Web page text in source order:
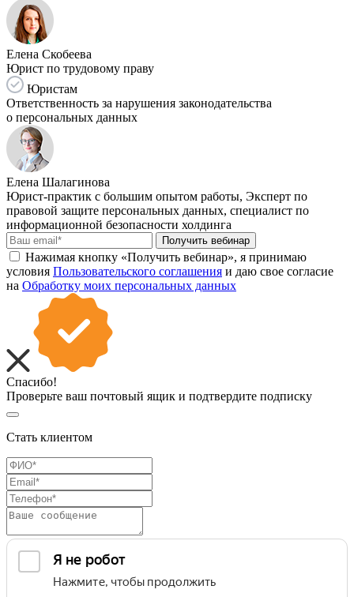
Елена Скобеева
Юрист по трудовому праву
Юристам
Ответственность за нарушения законодательства
о персональных данных
Елена Шалагинова
Юрист-практик с большим опытом работы, Эксперт по
правовой защите персональных данных, специалист по
информационной безопасности холдинга
Получить вебинар
Нажимая кнопку «Получить вебинар», я принимаю
условия Пользовательского соглашения и даю свое согласие
на Обработку моих персональных данных
Спасибо!
Проверьте ваш почтовый ящик и подтвердите подписку
Стать клиентом